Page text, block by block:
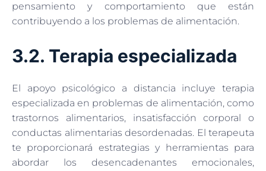
pensamiento y comportamiento que están
contribuyendo a los problemas de alimentación.
3.2. Terapia especializada
El apoyo psicológico a distancia incluye terapia
especializada en problemas de alimentación, como
trastornos alimentarios, insatisfacción corporal o
conductas alimentarias desordenadas. El terapeuta
te proporcionará estrategias y herramientas para
abordar los desencadenantes emocionales,